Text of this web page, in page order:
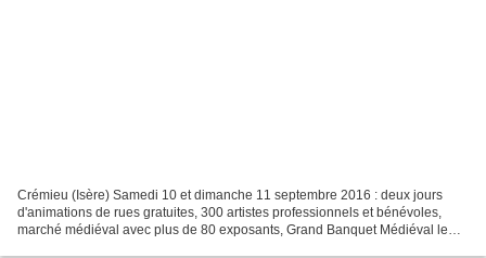
Crémieu (Isère) Samedi 10 et dimanche 11 septembre 2016 : deux jours
d'animations de rues gratuites, 300 artistes professionnels et bénévoles,
marché médiéval avec plus de 80 exposants, Grand Banquet Médiéval le